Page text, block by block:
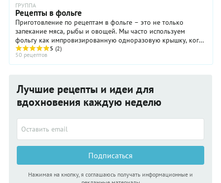
ГРУППА
Рецепты в фольге
Приготовление по рецептам в фольге – это не только
запекание мяса, рыбы и овощей. Мы часто используем
фольгу как импровизированную одноразовую крышку, когда
готовим лазанью или запеканку, прикрываем ...
5 (2)
50 рецептов
Лучшие рецепты и идеи для
вдохновения каждую неделю
Подписаться
Нажимая на кнопку, я соглашаюсь получать информационные и